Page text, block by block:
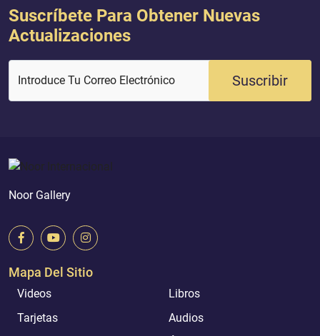
Suscríbete Para Obtener Nuevas
Actualizaciones
Introduce Tu Correo Electrónico Suscribir
Noor Gallery
Mapa Del Sitio
Videos
Libros
Tarjetas
Audios